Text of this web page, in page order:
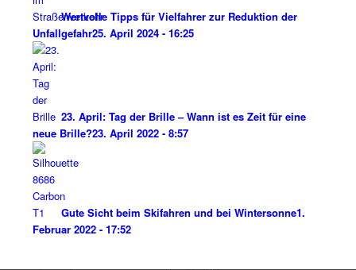
Wertvolle Tipps für Vielfahrer zur Reduktion der
Unfallgefahr25. April 2024 - 16:25
23. April: Tag der Brille – Wann ist es Zeit für eine
neue Brille?23. April 2022 - 8:57
Gute Sicht beim Skifahren und bei Wintersonne1.
Februar 2022 - 17:52